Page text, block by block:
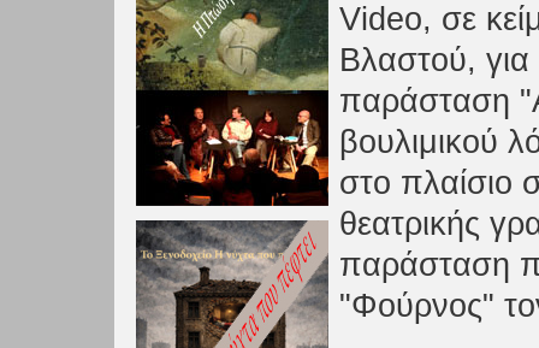
Video, σε
Βλαστού, για
παράσταση
βουλιμικού
στο πλαίσιο
θεατρικής
παράσταση
"Φούρνος"